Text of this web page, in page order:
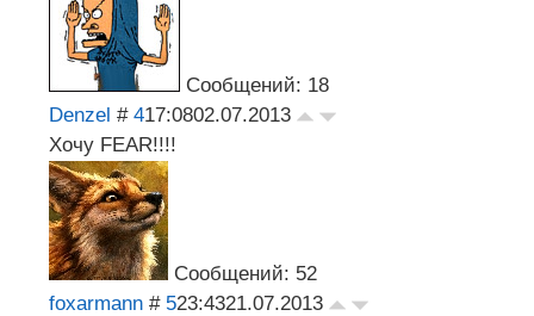
Сообщений: 18
Denzel # 417:0802.07.2013
Хочу FEAR!!!!
Сообщений: 52
foxarmann # 523:4321.07.2013